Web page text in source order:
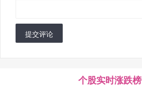
提交评论
个股实时涨跌榜